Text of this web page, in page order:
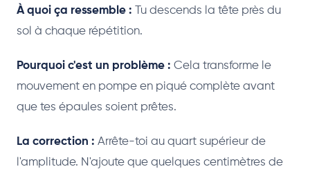
À quoi ça ressemble : Tu descends la tête près du
sol à chaque répétition.
Pourquoi c'est un problème : Cela transforme le
mouvement en pompe en piqué complète avant
que tes épaules soient prêtes.
La correction : Arrête-toi au quart supérieur de
l'amplitude. N'ajoute que quelques centimètres de